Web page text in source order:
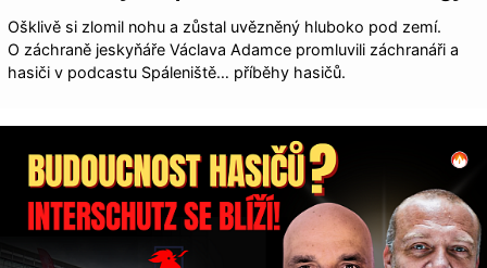
Ošklivě si zlomil nohu a zůstal uvězněný hluboko pod zemí.
O záchraně jeskyňáře Václava Adamce promluvili záchranáři a
hasiči v podcastu Spáleniště… příběhy hasičů.